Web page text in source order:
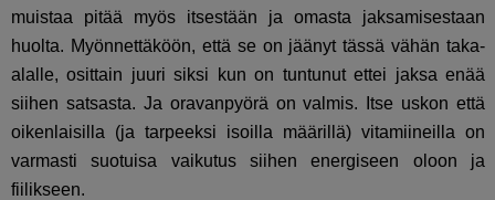
muistaa pitää myös itsestään ja omasta jaksamisestaan
huolta. Myönnettäköön, että se on jäänyt tässä vähän taka-
alalle, osittain juuri siksi kun on tuntunut ettei jaksa enää
siihen satsasta. Ja oravanpyörä on valmis. Itse uskon että
oikenlaisilla (ja tarpeeksi isoilla määrillä) vitamiineilla on
varmasti suotuisa vaikutus siihen energiseen oloon ja
fiilikseen.